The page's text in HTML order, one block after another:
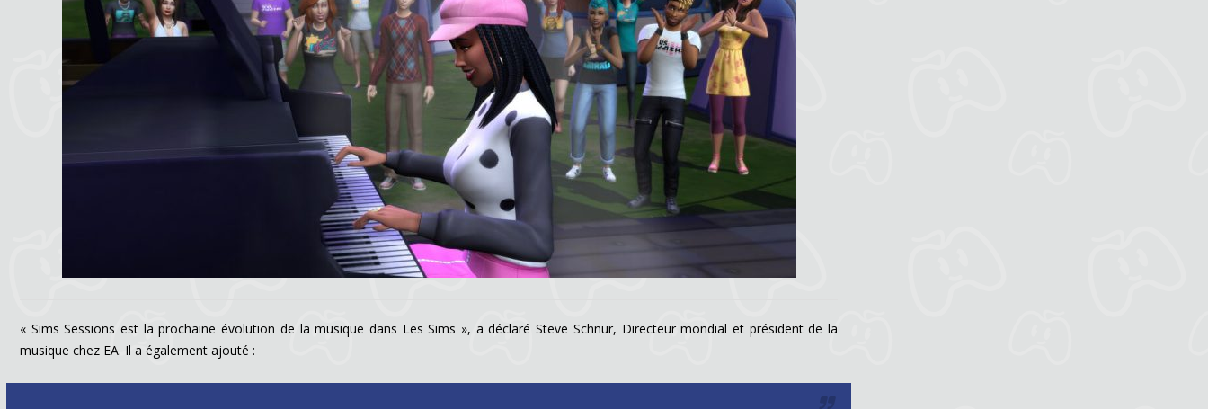
« Sims Sessions est la prochaine évolution de la musique dans Les Sims », a déclaré Steve Schnur, Directeur mondial et président de la
musique chez EA. Il a également ajouté :